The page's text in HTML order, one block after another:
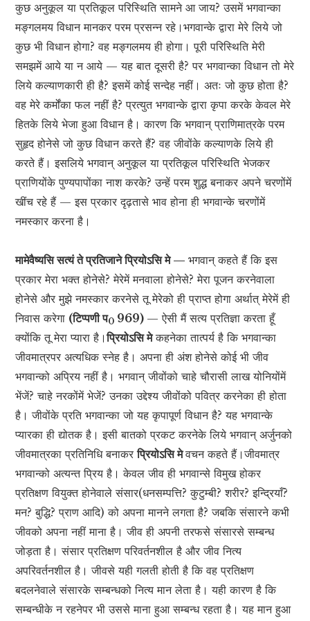
कुछ अनुकूल या प्रतिकूल परिस्थिति सामने आ जाय? उसमें भगवान्का
मङ्गलमय विधान मानकर परम प्रसन्न रहे।भगवान्के द्वारा मेरे लिये जो
कुछ भी विधान होगा? वह मङ्गलमय ही होगा। पूरी परिस्थिति मेरी
समझमें आये या न आये — यह बात दूसरी है? पर भगवान्का विधान तो मेरे
लिये कल्याणकारी ही है? इसमें कोई सन्देह नहीं। अतः जो कुछ होता है?
वह मेरे कर्मोंका फल नहीं है? प्रत्युत भगवान्के द्वारा कृपा करके केवल मेरे
हितके लिये भेजा हुआ विधान है। कारण कि भगवान् प्राणिमात्रके परम
सुहृद होनेसे जो कुछ विधान करते हैं? वह जीवोंके कल्याणके लिये ही
करते हैं। इसलिये भगवान् अनुकूल या प्रतिकूल परिस्थिति भेजकर
प्राणियोंके पुण्यपापोंका नाश करके? उन्हें परम शुद्ध बनाकर अपने चरणोंमें
खींच रहे हैं — इस प्रकार दृढ़तासे भाव होना ही भगवान्के चरणोंमें
नमस्कार करना है।
मामेवैष्यसि सत्यं ते प्रतिजाने प्रियोऽसि मे —भगवान् कहते हैं कि इस
प्रकार मेरा भक्त होनेसे? मेरेमें मनवाला होनेसे? मेरा पूजन करनेवाला
होनेसे और मुझे नमस्कार करनेसे तू मेरेको ही प्राप्त होगा अर्थात् मेरेमें ही
निवास करेगा (टिप्पणी प0 969) — ऐसी मैं सत्य प्रतिज्ञा करता हूँ
क्योंकि तू मेरा प्यारा है।प्रियोऽसि मेकहनेका तात्पर्य है कि भगवान्का
जीवमात्रपर अत्यधिक स्नेह है। अपना ही अंश होनेसे कोई भी जीव
भगवान्को अप्रिय नहीं है। भगवान् जीवोंको चाहे चौरासी लाख योनियोंमें
भेंजें? चाहे नरकोंमें भेजें? उनका उद्देश्य जीवोंको पवित्र करनेका ही होता
है। जीवोंके प्रति भगवान्का जो यह कृपापूर्ण विधान है? यह भगवान्के
प्यारका ही द्योतक है। इसी बातको प्रकट करनेके लिये भगवान् अर्जुनको
जीवमात्रका प्रतिनिधि बनाकरप्रियोऽसि मेवचन कहते हैं।जीवमात्र
भगवान्को अत्यन्त प्रिय है। केवल जीव ही भगवान्से विमुख होकर
प्रतिक्षण वियुक्त होनेवाले संसार(धनसम्पत्ति? कुटुम्बी? शरीर? इन्द्रियाँ?
मन? बुद्धि? प्राण आदि) को अपना मानने लगता है? जबकि संसारने कभी
जीवको अपना नहीं माना है। जीव ही अपनी तरफसे संसारसे सम्बन्ध
जोड़ता है। संसार प्रतिक्षण परिवर्तनशील है और जीव नित्य
अपरिवर्तनशील है। जीवसे यही गलती होती है कि वह प्रतिक्षण
बदलनेवाले संसारके सम्बन्धको नित्य मान लेता है। यही कारण है कि
सम्बन्धीके न रहनेपर भी उससे माना हुआ सम्बन्ध रहता है। यह मान हुआ